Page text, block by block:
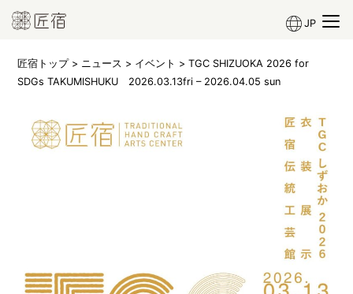
JP
匠宿トップ> ニュース > イベント > TGC SHIZUOKA 2026 for
SDGs TAKUMISHUKU 2026.03.13fri – 2026.04.05 sun